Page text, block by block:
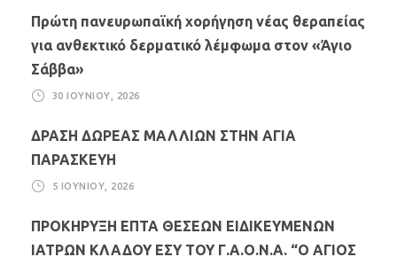
Πρώτη πανευρωπαϊκή χορήγηση νέας θεραπείας
για ανθεκτικό δερματικό λέμφωμα στον «Άγιο
Σάββα»
30 ΙΟΥΝΊΟΥ, 2026
ΔΡΑΣΗ ΔΩΡΕΑΣ ΜΑΛΛΙΩΝ ΣΤΗΝ ΑΓΙΑ
ΠΑΡΑΣΚΕΥΗ
5 ΙΟΥΝΊΟΥ, 2026
ΠΡΟΚΗΡΥΞΗ ΕΠΤΑ ΘΕΣΕΩΝ ΕΙΔΙΚΕΥΜΕΝΩΝ
ΙΑΤΡΩΝ ΚΛΑΔΟΥ ΕΣΥ ΤΟΥ Γ.Α.Ο.Ν.Α. “Ο ΑΓΙΟΣ